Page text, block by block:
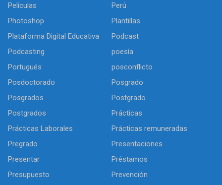
Películas
Perú
Photoshop
Plantillas
Plataforma Digital Educativa
Podcast
Podcasting
poesía
Portugués
posconflicto
Posdoctorado
Posgrado
Posgrados
Postgrado
Postgrados
Prácticas
Prácticas Laborales
Prácticas remuneradas
Pregrado
Presentaciones
Presentar
Préstamos
Presupuesto
Prevención